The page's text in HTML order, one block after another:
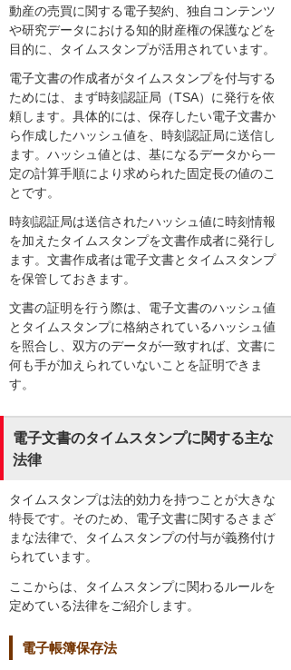
動産の売買に関する電子契約、独自コンテンツ
や研究データにおける知的財産権の保護などを
目的に、タイムスタンプが活用されています。
電子文書の作成者がタイムスタンプを付与する
ためには、まず時刻認証局（TSA）に発行を依
頼します。具体的には、保存したい電子文書か
ら作成したハッシュ値を、時刻認証局に送信し
ます。ハッシュ値とは、基になるデータから一
定の計算手順により求められた固定長の値のこ
とです。
時刻認証局は送信されたハッシュ値に時刻情報
を加えたタイムスタンプを文書作成者に発行し
ます。文書作成者は電子文書とタイムスタンプ
を保管しておきます。
文書の証明を行う際は、電子文書のハッシュ値
とタイムスタンプに格納されているハッシュ値
を照合し、双方のデータが一致すれば、文書に
何も手が加えられていないことを証明できま
す。
電子文書のタイムスタンプに関する主な
法律
タイムスタンプは法的効力を持つことが大きな
特長です。そのため、電子文書に関するさまざ
まな法律で、タイムスタンプの付与が義務付け
られています。
ここからは、タイムスタンプに関わるルールを
定めている法律をご紹介します。
電子帳簿保存法